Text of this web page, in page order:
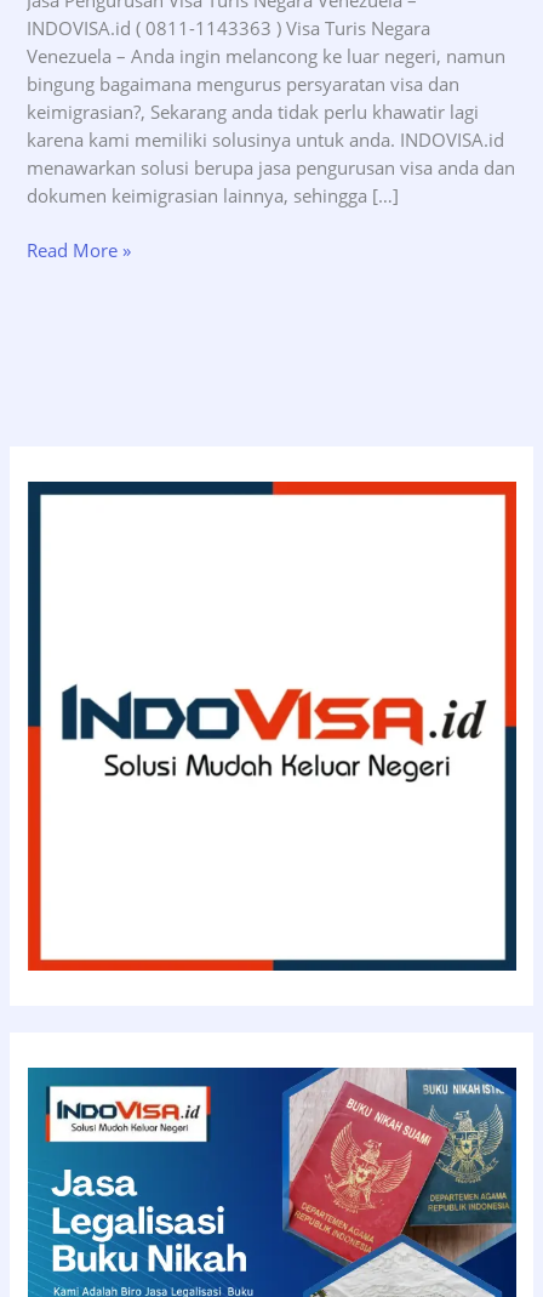
INDOVISA.id ( 0811-1143363 ) Visa Turis Negara
Venezuela – Anda ingin melancong ke luar negeri, namun
bingung bagaimana mengurus persyaratan visa dan
keimigrasian?, Sekarang anda tidak perlu khawatir lagi
karena kami memiliki solusinya untuk anda. INDOVISA.id
menawarkan solusi berupa jasa pengurusan visa anda dan
dokumen keimigrasian lainnya, sehingga […]
Jasa
Read More »